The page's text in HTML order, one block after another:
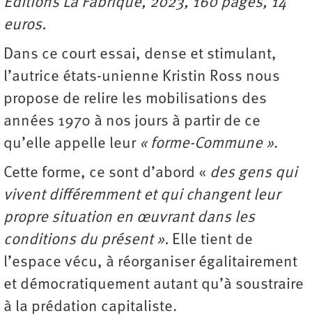
euros.
Dans ce court essai, dense et stimulant,
l’autrice états-unienne Kristin Ross nous
propose de relire les mobilisations des
années 1970 à nos jours à partir de ce
qu’elle appelle leur « forme-Commune ».
Cette forme, ce sont d’abord « des gens qui
vivent différemment et qui changent leur
propre situation en œuvrant dans les
conditions du présent ». Elle tient de
l’espace vécu, à réorganiser égalitairement
et démocratiquement autant qu’à soustraire
à la prédation capitaliste.